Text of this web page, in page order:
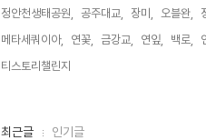
정안천생태공원,
공주대교, 장미, 오블완,
메타세쿼이아,
연꽃, 금강교, 연잎, 백로,
티스토리챌린지,
최
최근글 인기글